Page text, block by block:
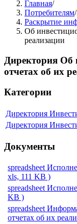
Главная/
Потребителям/
Раскрытие
Об
реализации
Директория Об
отчетах об их
Категории
Директория
Директория
Документы
spreadsheet
xls, 111 KB )
spreadsheet
KB )
spreadsheet
отчетах об их